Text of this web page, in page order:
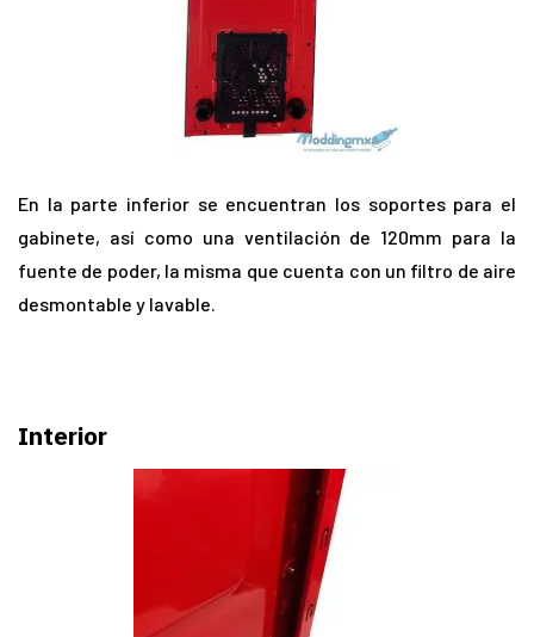
En la parte inferior se encuentran los soportes para el
gabinete, así como una ventilación de 120mm para la
fuente de poder, la misma que cuenta con un filtro de aire
desmontable y lavable.
Interior